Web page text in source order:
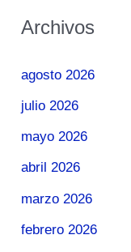
Archivos
agosto 2026
julio 2026
mayo 2026
abril 2026
marzo 2026
febrero 2026